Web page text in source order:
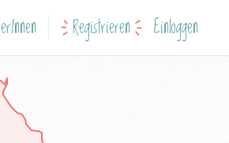
Registrieren Einloggen